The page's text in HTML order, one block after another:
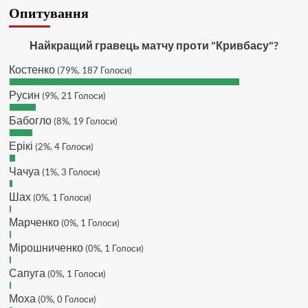
SVAT :
завтра напишу в інстаграм
Hatsyk :SVAT, без проблем
кинув в ТГ
DJGycle : Tamada
Makiavelli :
Makiavelli :
MaRiO :Трансфери такі шо слів
провалу 🙁
Hatsyk:Makiavelli, вітаємо на
буде ще активніший з часом)
Hatsyk:Та Кузик ще ок, а
перспективи, хз хз
SVAT :
трансляцію товарняка з Минаєм
Опитування
Найкращий гравець матчу проти "Кривбасу"?
Костенко (79%, 187 Голоси)
Русин (9%, 21 Голоси)
Бабогло (8%, 19 Голоси)
Ерікі (2%, 4 Голоси)
Чачуа (1%, 3 Голоси)
Шах (0%, 1 Голоси)
Марченко (0%, 1 Голоси)
Мірошниченко (0%, 1 Голоси)
Сапуга (0%, 1 Голоси)
Моха (0%, 0 Голоси)